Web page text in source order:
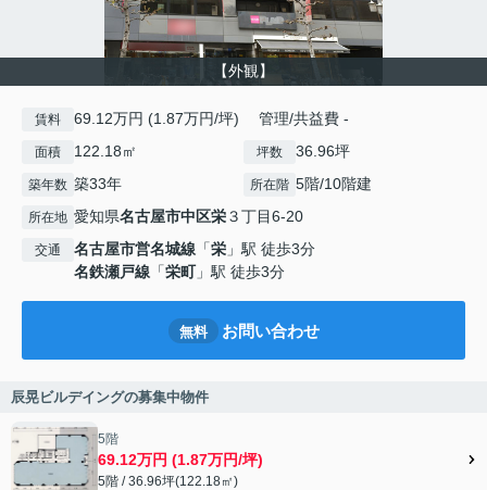
【外観】
賃料 69.12万円 (1.87万円/坪) 管理/共益費 -
面積 122.18㎡ 坪数 36.96坪
築年数 築33年 所在階 5階/10階建
所在地 愛知県名古屋市中区栄３丁目6-20
交通 名古屋市営名城線 「栄 」駅 徒歩3分
名鉄瀬戸線 「栄町」駅 徒歩3分
無料 お問い合わせ
辰晃ビルデイングの募集中物件
5階
69.12万円 (1.87万円/坪)
5階 / 36.96坪(122.18㎡)